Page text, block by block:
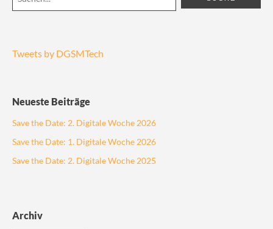
Tweets by DGSMTech
Neueste Beiträge
Save the Date: 2. Digitale Woche 2026
Save the Date: 1. Digitale Woche 2026
Save the Date: 2. Digitale Woche 2025
Archiv